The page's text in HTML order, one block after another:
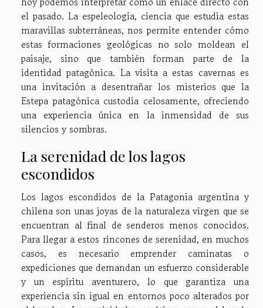
el pasado. La espeleología, ciencia que estudia estas
maravillas subterráneas, nos permite entender cómo
estas formaciones geológicas no solo moldean el
paisaje, sino que también forman parte de la
identidad patagónica. La visita a estas cavernas es
una invitación a desentrañar los misterios que la
Estepa patagónica custodia celosamente, ofreciendo
una experiencia única en la inmensidad de sus
silencios y sombras.
La serenidad de los lagos
escondidos
Los lagos escondidos de la Patagonia argentina y
chilena son unas joyas de la naturaleza virgen que se
encuentran al final de senderos menos conocidos.
Para llegar a estos rincones de serenidad, en muchos
casos, es necesario emprender caminatas o
expediciones que demandan un esfuerzo considerable
y un espíritu aventurero, lo que garantiza una
experiencia sin igual en entornos poco alterados por